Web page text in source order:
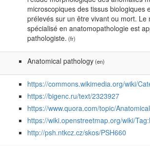
microscopiques des tissus biologiques
prélevés sur un être vivant ou mort. Le
spécialisé en anatomopathologie est
pathologiste. (fr)
Anatomical pathology(en)
https://commons.wikimedia.org/wiki/
https://bigenc.ru/text/2323927
https://www.quora.com/topic/
https://wiki.openstreetmap.org/wiki/
http://psh.ntkcz.cz/skos/PSH660